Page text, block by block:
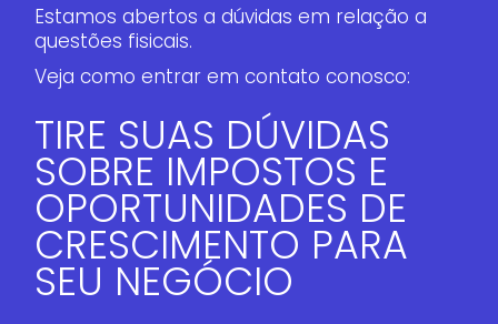
Estamos abertos a dúvidas em relação a
questões fisicais.
Veja como entrar em contato conosco:
TIRE SUAS DÚVIDAS
SOBRE IMPOSTOS E
OPORTUNIDADES DE
CRESCIMENTO PARA
SEU NEGÓCIO